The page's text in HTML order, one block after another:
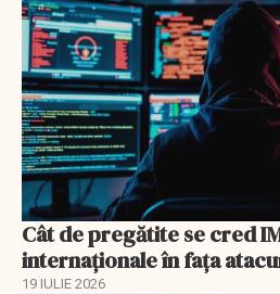
Cât de pregătite se cred
internaționale în fața
19 IULIE 2026